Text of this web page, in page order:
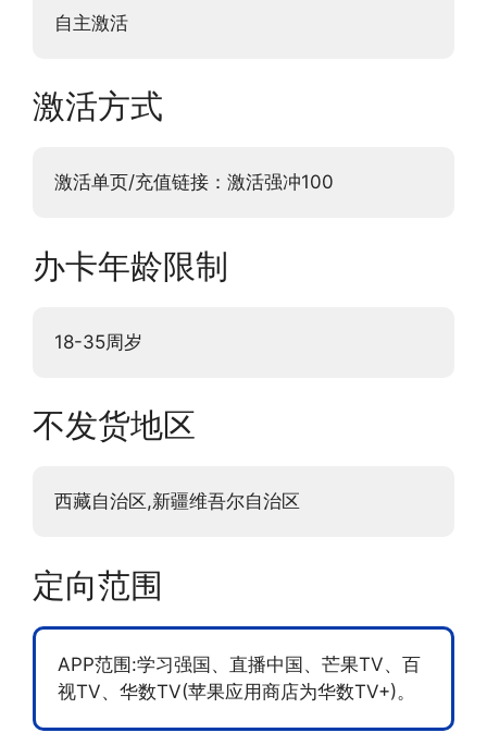
自主激活
激活方式
激活单页/充值链接：激活强冲100
办卡年龄限制
18-35周岁
不发货地区
西藏自治区,新疆维吾尔自治区
定向范围
APP范围:学习强国、直播中国、芒果TV、百
视TV、华数TV(苹果应用商店为华数TV+)。